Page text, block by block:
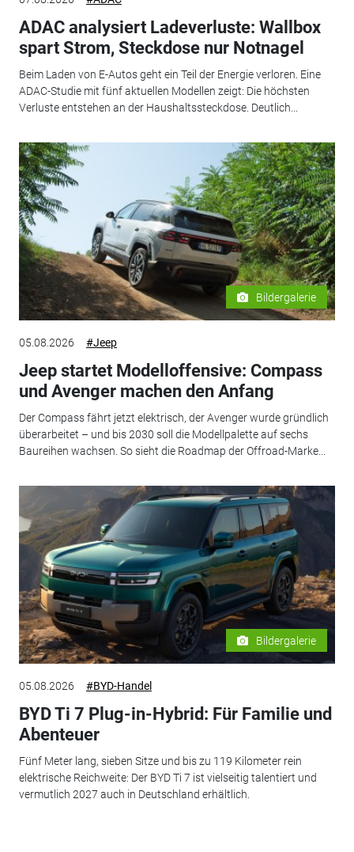
ADAC analysiert Ladeverluste: Wallbox
spart Strom, Steckdose nur Notnagel
Beim Laden von E-Autos geht ein Teil der Energie verloren. Eine
ADAC-Studie mit fünf aktuellen Modellen zeigt: Die höchsten
Verluste entstehen an der Haushaltssteckdose. Deutlich...
Bildergalerie
05.08.2026 #Jeep
Jeep startet Modelloffensive: Compass
und Avenger machen den Anfang
Der Compass fährt jetzt elektrisch, der Avenger wurde gründlich
überarbeitet – und bis 2030 soll die Modellpalette auf sechs
Baureihen wachsen. So sieht die Roadmap der Offroad-Marke...
Bildergalerie
05.08.2026 #BYD-Handel
BYD Ti 7 Plug-in-Hybrid: Für Familie und
Abenteuer
Fünf Meter lang, sieben Sitze und bis zu 119 Kilometer rein
elektrische Reichweite: Der BYD Ti 7 ist vielseitig talentiert und
vermutlich 2027 auch in Deutschland erhältlich.